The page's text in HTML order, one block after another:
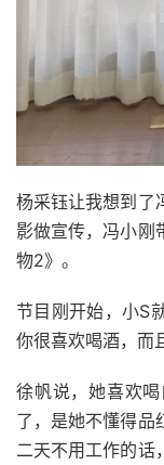
杨采钰让我想到了
影做宣传，冯小刚
物2》。
节目刚开始，小S
你很喜欢喝酒，而
徐帆说，她喜欢
了，是她不懂得品
二天不用工作的话